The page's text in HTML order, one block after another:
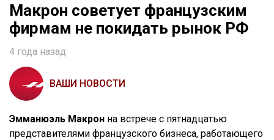
Макрон советует французским
фирмам не покидать рынок РФ
4 года назад
ВАШИ НОВОСТИ
Эмманюэль Макрон на встрече с пятнадцатью
представителями французского бизнеса, работающего